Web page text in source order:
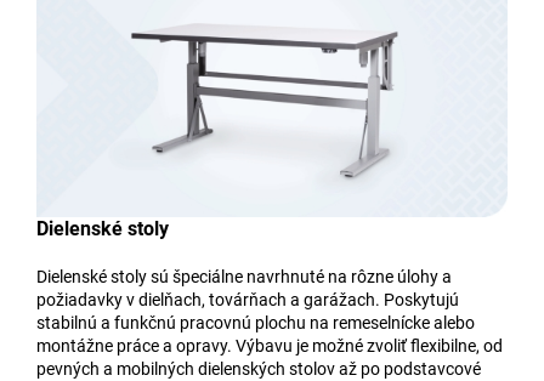
Dielenské stoly
Dielenské stoly sú špeciálne navrhnuté na rôzne úlohy a
požiadavky v dielňach, továrňach a garážach. Poskytujú
stabilnú a funkčnú pracovnú plochu na remeselnícke alebo
montážne práce a opravy. Výbavu je možné zvoliť flexibilne, od
pevných a mobilných dielenských stolov až po podstavcové